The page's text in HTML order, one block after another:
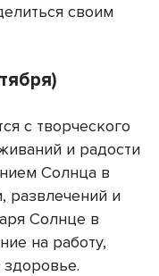
своим
с творческого
и радости
Солнца в
развлечений и
Солнце в
на работу,